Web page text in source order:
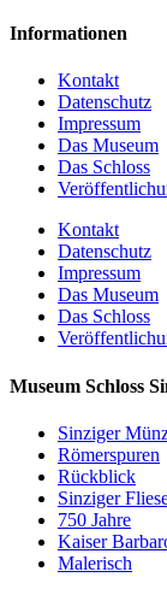
Informationen
Kontakt
Datenschutz
Impressum
Das Museum
Das Schloss
Kontakt
Datenschutz
Impressum
Das Museum
Das Schloss
Museum Schloss
Sinziger
Römerspuren
Rückblick
Sinziger
750 Jahre
Kaiser
Malerisch